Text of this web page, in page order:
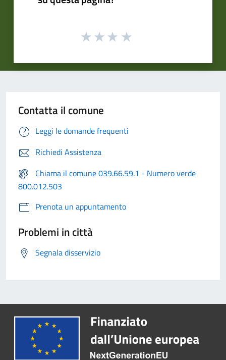
Contatta il comune
Leggi le domande frequenti
Richiedi Assistenza
Chiama il comune 039.66.59.1 - Numero verde
800.012.503
Prenota un appuntamento
Problemi in città
Segnala disservizio